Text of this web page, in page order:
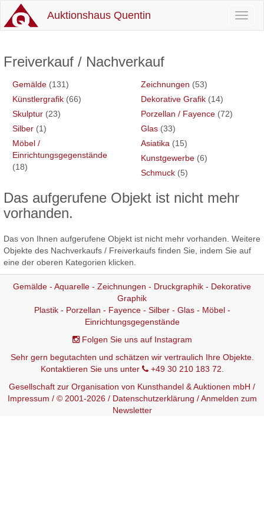
Auktionshaus Quentin
Freiverkauf / Nachverkauf
Gemälde (131) Zeichnungen (53)
Künstlergrafik (66) Dekorative Grafik (14)
Skulptur (23) Porzellan / Fayence (72)
Silber (1) Glas (33)
Möbel /
Einrichtungsgegenstände
(18)
Asiatika (15)
Kunstgewerbe (6)
Schmuck (5)
Das aufgerufene Objekt ist nicht mehr
vorhanden.
Das von Ihnen aufgerufene Objekt ist nicht mehr vorhanden. Weitere
Objekte des Nachverkaufs / Freiverkaufs finden Sie, indem Sie auf
eine der oberen Kategorien klicken.
Gemälde - Aquarelle - Zeichnungen - Druckgraphik - Dekorative
Graphik
Plastik - Porzellan - Fayence - Silber - Glas - Möbel -
Einrichtungsgegenstände
Folgen Sie uns auf Instagram
Sehr gern begutachten und schätzen wir vertraulich Ihre Objekte.
Kontaktieren Sie uns unter
+49 30 210 183 72.
Gesellschaft zur Organisation von Kunsthandel & Auktionen mbH /
Impressum / © 2001-2026 / Datenschutzerklärung /Anmelden zum
Newsletter